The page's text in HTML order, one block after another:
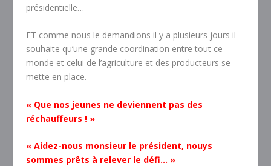
présidentielle…
ET comme nous le demandions il y a plusieurs jours il
souhaite qu’une grande coordination entre tout ce
monde et celui de l’agriculture et des producteurs se
mette en place.
« Que nos jeunes ne deviennent pas des
réchauffeurs ! »
« Aidez-nous monsieur le président, nouys
sommes prêts à relever le défi… »